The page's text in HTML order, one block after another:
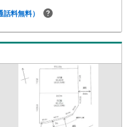
守り続けます。皆様のご来
話料無料）